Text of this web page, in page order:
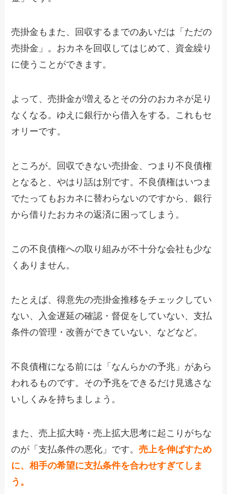
売掛金もまた、回収するまでのあいだは「ただの
売掛金」。おカネを回収してはじめて、資金繰り
に使うことができます。
よって、売掛金が増えるとその分のおカネが足り
なくなる。ゆえに銀行から借入をする。これもセ
オリーです。
ところが。回収できない売掛金、つまり不良債権
となると、やはり話は別です。不良債権はいつま
でたってもおカネに替わらないのですから、銀行
から借りたおカネの返済に困ってしまう。
この不良債権への取り組みが不十分な会社も少な
くありません。
たとえば、得意先の売掛金推移をチェックしてい
ない、入金遅延の確認・督促をしていない、支払
条件の管理・改善ができていない、などなど。
不良債権になる前には「なんらかの予兆」があら
われるものです。その予兆をできるだけ見逃さな
いしくみを持ちましょう。
また、売上拡大時・売上拡大思考に起こりがちな
のが「支払条件の悪化」です。売上を伸ばすため
に、相手の希望に支払条件を合わせすぎてしま
う。